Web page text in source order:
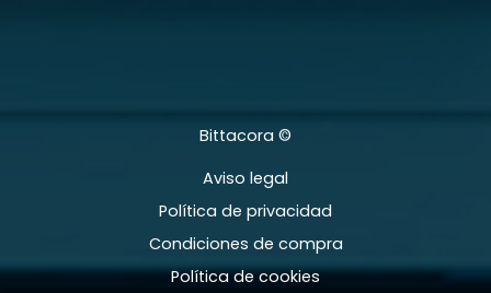
Bittacora ©
Aviso legal
Política de privacidad
Condiciones de compra
Política de cookies